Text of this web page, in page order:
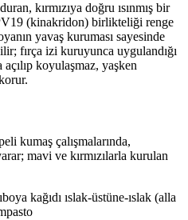
kırmızıya doğru ısınmış bir
(kinakridon) birlikteliği renge
yavaş kuruması sayesinde
fırça izi kuruyunca uygulandığı
koyulaşmaz, yaşken
kumaş çalışmalarında,
mavi ve kırmızılarla kurulan
kağıdı ıslak-üstüne-ıslak (alla